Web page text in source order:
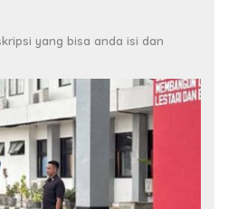
yang bisa anda isi dan